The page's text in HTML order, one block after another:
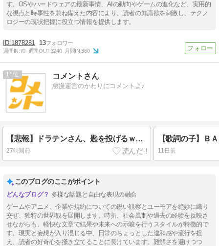
す。OSやハードウェアの最新事情、AIの動向やゲームの進化など、実用的
な視点と時事性を兼ね備えた内容により、読者の知識欲を刺激し、テクノ
ロジーの現状把握に役立つ情報を提供します。
1878281 13
週間IN:70 週間OUT:3240 月間IN:360
11 コメントさん
怠慢運営のかわりにコメントよ♪
【悲報】ドラテンさん、匙を投げるｗｗｗ 『ドラゴンクエストX オンライン』中～長期展望 （2026/8/5）に寄せて
27時間前
【歌詞の子】Ｂ
11日前
このブログのここがポイント
多様な話題と自由な表現の融合
ゲームやアニメ、企業や規約についての鋭い観察とユーモアを絶妙に織り
交ぜ、独特の世界観を展開します。時折、社会風刺や過去の経験を反映さ
せながらも、軽快な文章で結果や未来への示唆を行うスタイルが特徴的で
す。現実と妄想が入り混じる中、日常のちょっとした違和感や流行を捉
え、読者の好奇心を掻き立てることに長けています。難解さを避けつつ